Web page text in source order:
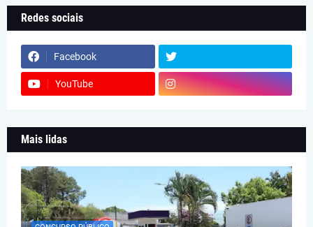
Redes sociais
Facebook
YouTube
Mais lidas